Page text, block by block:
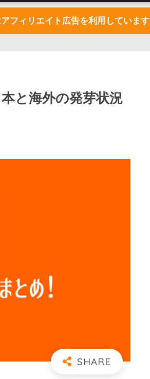
フィリエイト広告を利用しています
と海外の発芽状況